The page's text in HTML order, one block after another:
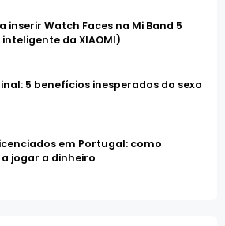
inserir Watch Faces na Mi Band 5
da XIAOMI)
5 benefícios inesperados do sexo
em Portugal: como
jogar a dinheiro